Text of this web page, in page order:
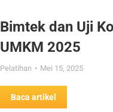
Bimtek dan Uji
UMKM 2025
Pelatihan Mei 15, 2025
Baca artikel